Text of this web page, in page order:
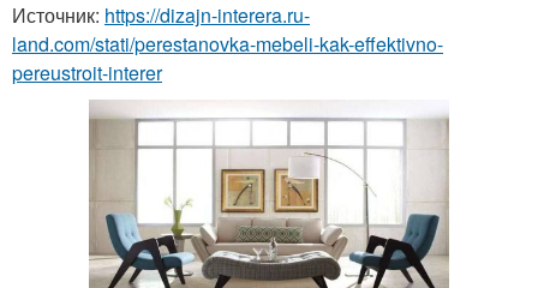
Источник: https://dizajn-interera.ru-
land.com/stati/perestanovka-mebeli-kak-effektivno-
pereustroit-interer